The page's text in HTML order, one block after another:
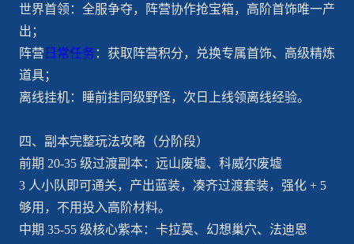
世界首领：全服争夺，阵营协作抢宝箱，高阶首饰唯一产
出；
阵营 日常任务 ：获取阵营积分，兑换专属首饰、高级精炼
道具；
离线挂机：睡前挂同级野怪，次日上线领离线经验。
四、副本完整玩法攻略（分阶段）
前期 20-35 级过渡副本：远山废墟、科威尔废墟
3 人小队即可通关，产出蓝装，凑齐过渡套装，强化 + 5
够用，不用投入高阶材料。
中期 35-55 级核心紫本：卡拉莫、幻想巢穴、法迪恩